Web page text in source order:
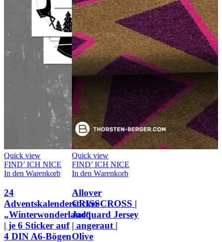
Quick view
FIND’ ICH NICE
In den Warenkorb
24
Adventskalendersticker
„Winterwonderland“
| je 6 Sticker auf
4 DIN A6-Bögen
Quick view
FIND’ ICH NICE
In den Warenkorb
Allover
CRISSCROSS |
Jacquard Jersey
| angeraut |
Olive